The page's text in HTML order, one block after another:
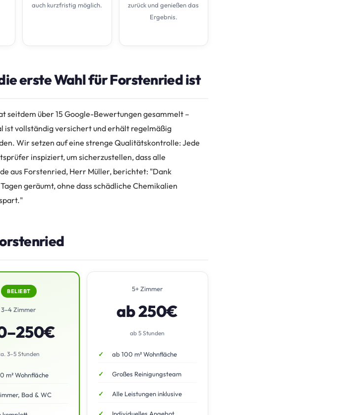
auch kurzfristig möglich.
zurück und genießen das
Ergebnis.
erste Wahl für Forstenried ist
seitdem über 15 Google-Bewertungen gesammelt –
ist vollständig versichert und erhält regelmäßig
Wir setzen auf eine strenge Qualitätskontrolle: Jede
inspiziert, um sicherzustellen, dass alle
aus Forstenried, Herr Müller, berichtet: "Dank
geräumt, ohne dass schädliche Chemikalien
BELIEBT
3–4 Zimmer
3–5 Stunden
m² Wohnfläche
Bad & WC
5+ Zimmer
ab 250€
ab 5 Stunden
ab 100 m² Wohnfläche
Großes Reinigungsteam
Alle Leistungen inklusive